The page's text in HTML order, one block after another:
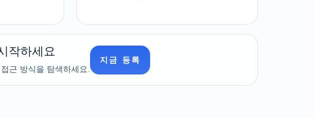
작하세요
근 방식을 탐색하세요.
지금 등록